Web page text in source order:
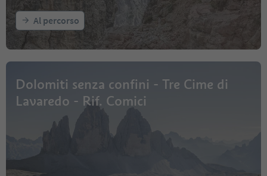
Al percorso
Dolomiti senza confini - Tre Cime di
Lavaredo - Rif. Comici